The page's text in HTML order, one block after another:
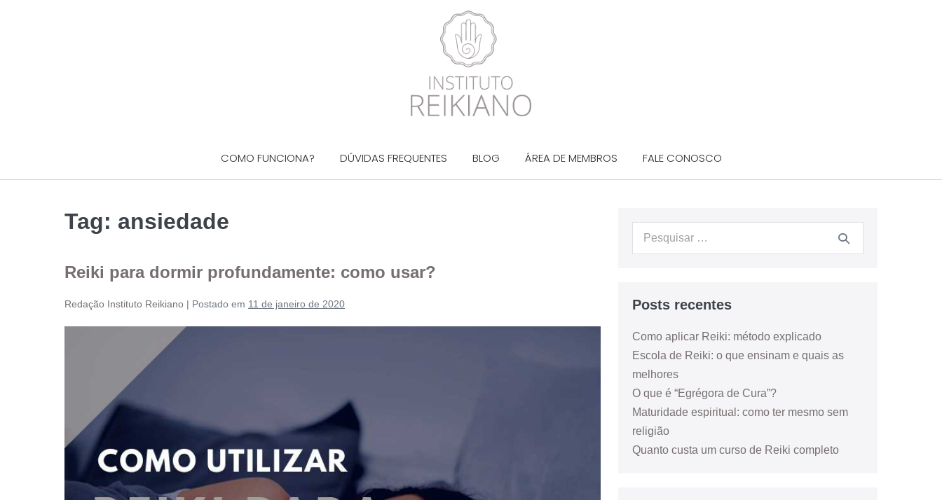
COMO FUNCIONA? DÚVIDAS FREQUENTES BLOG ÁREA DE MEMBROS FALE CONOSCO
Tag: ansiedade
Reiki para dormir profundamente: como usar?
Redação Instituto Reikiano | Postado em 11 de janeiro de 2020 Posts recentes
Como aplicar Reiki: método explicado
Escola de Reiki: o que ensinam e quais as
melhores
O que é “Egrégora de Cura”?
Maturidade espiritual: como ter mesmo sem
religião
Quanto custa um curso de Reiki completo